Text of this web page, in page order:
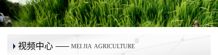
视频中心 MEI JIA AGRICULTURE